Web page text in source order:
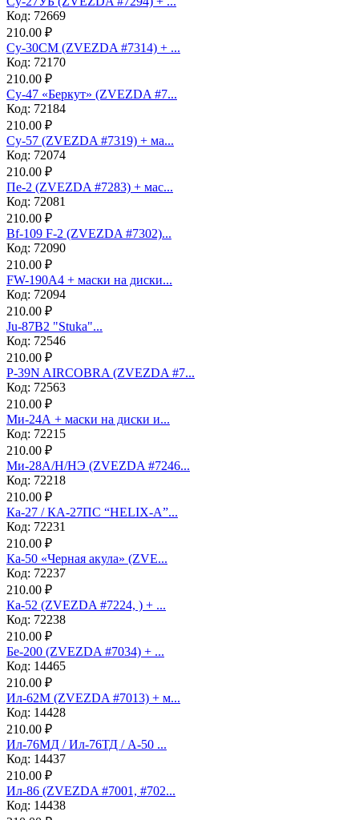
Код: 72669
210.00 ₽
Су-30СМ (ZVEZDA #7314) + ...
Код: 72170
210.00 ₽
Су-47 «Беркут» (ZVEZDA #7...
Код: 72184
210.00 ₽
Су-57 (ZVEZDA #7319) + ма...
Код: 72074
210.00 ₽
Пе-2 (ZVEZDA #7283) + мас...
Код: 72081
210.00 ₽
Bf-109 F-2 (ZVEZDA #7302)...
Код: 72090
210.00 ₽
FW-190A4 + маски на диски...
Код: 72094
210.00 ₽
Ju-87B2 "Stuka"...
Код: 72546
210.00 ₽
P-39N AIRCOBRA (ZVEZDA #7...
Код: 72563
210.00 ₽
Ми-24А + маски на диски и...
Код: 72215
210.00 ₽
Ми-28А/Н/НЭ (ZVEZDA #7246...
Код: 72218
210.00 ₽
Ка-27 / КА-27ПС “HELIX-A”...
Код: 72231
210.00 ₽
Ка-50 «Черная акула» (ZVE...
Код: 72237
210.00 ₽
Ка-52 (ZVEZDA #7224, ) + ...
Код: 72238
210.00 ₽
Бе-200 (ZVEZDA #7034) + ...
Код: 14465
210.00 ₽
Ил-62М (ZVEZDA #7013) + м...
Код: 14428
210.00 ₽
Ил-76МД / Ил-76ТД / А-50 ...
Код: 14437
210.00 ₽
Ил-86 (ZVEZDA #7001, #702...
Код: 14438